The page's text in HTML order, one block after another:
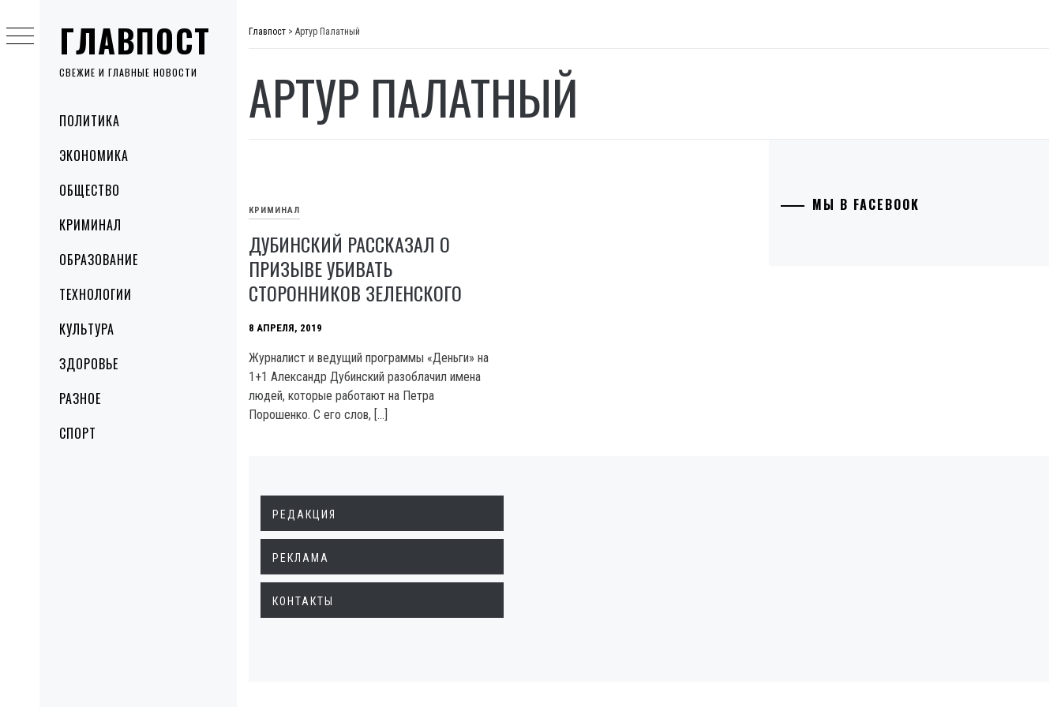
ГЛАВПОСТ
СВЕЖИЕ И ГЛАВНЫЕ НОВОСТИ
MenuПОЛИТИКА
ЭКОНОМИКА
ОБЩЕСТВО
КРИМИНАЛ
ОБРАЗОВАНИЕ
ТЕХНОЛОГИИ
КУЛЬТУРА
ЗДОРОВЬЕ
РАЗНОЕ
СПОРТ
to
content
Главпост > Артур Палатный
АРТУР ПАЛАТНЫЙ
КРИМИНАЛ
ДУБИНСКИЙ РАССКАЗАЛ О
ПРИЗЫВЕ УБИВАТЬ
СТОРОННИКОВ ЗЕЛЕНСКОГО
8 АПРЕЛЯ, 2019
Журналист и ведущий программы «Деньги» на
1+1 Александр Дубинский разоблачил имена
людей, которые работают на Петра
Порошенко. С его слов, […]
МЫ В FACEBOOK
РЕДАКЦИЯ
РЕКЛАМА
КОНТАКТЫ